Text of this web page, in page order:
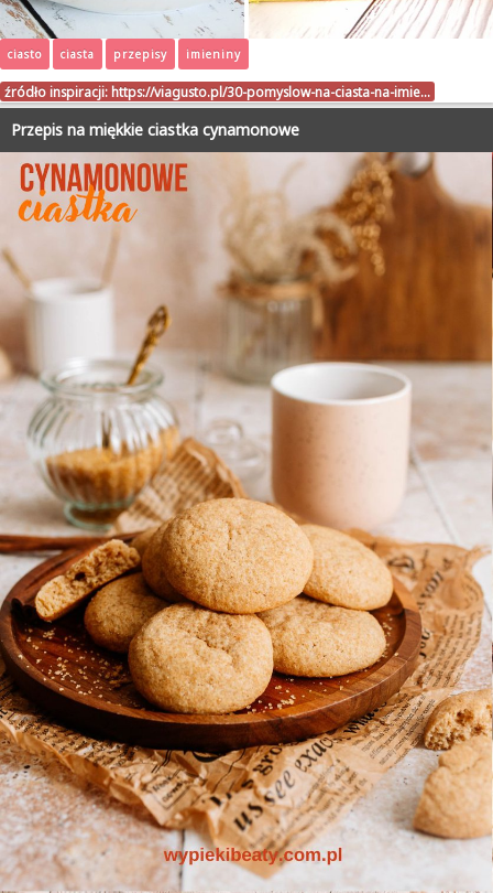
ciasto ciasta przepisy imieniny
źródło inspiracji: https://viagusto.pl/30-pomyslow-na-ciasta-na-imie…
Przepis na miękkie ciastka cynamonowe